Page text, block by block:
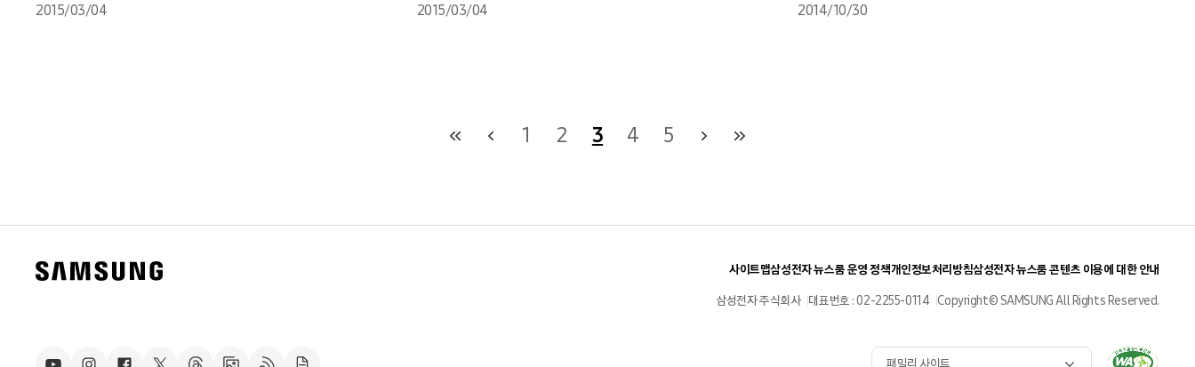
2015/03/04 2015/03/04 2014/10/30
1 2 3 4 5
사이트맵삼성전자 뉴스룸 운영 정책개인정보처리방침삼성전자 뉴스룸 콘텐츠 이용에 대한 안내
삼성전자 주식회사 대표번호 : 02-2255-0114 Copyright© SAMSUNG All Rights Reserved.